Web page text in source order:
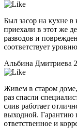
Был засор на кухне в
приехали в этот же
разводов и
соответствует
Альбина Дмитриева
Живем в старом
раз спасли
слив работает
выходной. Гарантию
ответственное и